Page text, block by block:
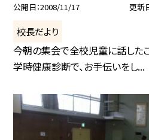
公開日 2008/11/17 更新
校長だより
今朝の集会で全校児童に話した
学時健康診断で、お手伝いをし...